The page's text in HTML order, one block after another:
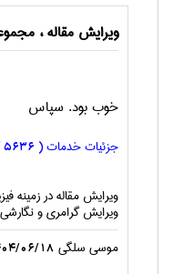
ویرایش مقاله ،
خوب بود. سپاس
جزئیات خدمات ( 5636
ویرایش مقاله در زمینه
ویرایش گرامری و
موسي سلگي 06/18